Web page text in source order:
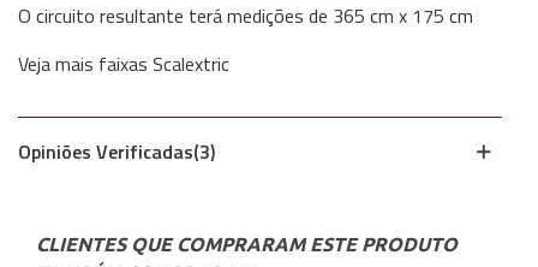
O circuito resultante terá medições de 365 cm x 175 cm
Veja mais faixas Scalextric
Opiniões Verificadas(3)
CLIENTES QUE COMPRARAM ESTE PRODUTO